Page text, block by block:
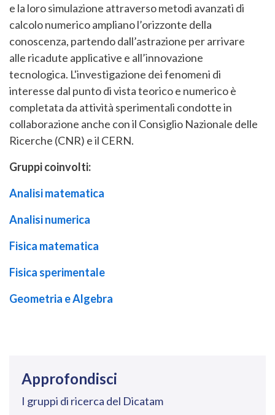
e la loro simulazione attraverso metodi avanzati di
calcolo numerico ampliano l’orizzonte della
conoscenza, partendo dall’astrazione per arrivare
alle ricadute applicative e all’innovazione
tecnologica. L'investigazione dei fenomeni di
interesse dal punto di vista teorico e numerico è
completata da attività sperimentali condotte in
collaborazione anche con il Consiglio Nazionale delle
Ricerche (CNR) e il CERN.
Gruppi coinvolti:
Analisi matematica
Analisi numerica
Fisica matematica
Fisica sperimentale
Geometria e Algebra
Approfondisci
I gruppi di ricerca del Dicatam